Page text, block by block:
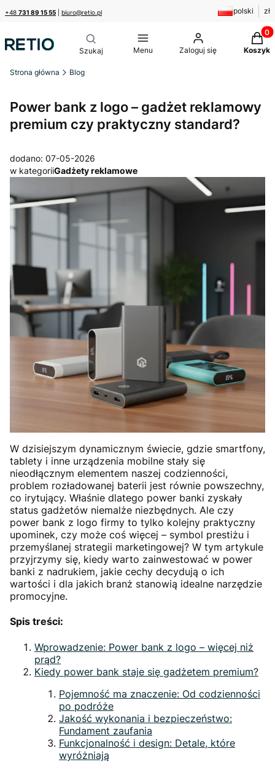
+48 731 89 15 55 biuro@retio.pl polski zł
Menu Zaloguj się Koszyk
Strona główna Blog
Power bank z logo – gadżet reklamowy
premium czy praktyczny standard?
dodano: 07-05-2026
w kategoriiGadżety reklamowe
W dzisiejszym dynamicznym świecie, gdzie smartfony,
tablety i inne urządzenia mobilne stały się
nieodłącznym elementem naszej codzienności,
problem rozładowanej baterii jest równie powszechny,
co irytujący. Właśnie dlatego power banki zyskały
status gadżetów niemalże niezbędnych. Ale czy
power bank z logo firmy to tylko kolejny praktyczny
upominek, czy może coś więcej – symbol prestiżu i
przemyślanej strategii marketingowej? W tym artykule
przyjrzymy się, kiedy warto zainwestować w power
banki z nadrukiem, jakie cechy decydują o ich
wartości i dla jakich branż stanowią idealne narzędzie
promocyjne.
Spis treści:
Wprowadzenie: Power bank z logo – więcej niż
prąd?
Kiedy power bank staje się gadżetem premium?
Pojemność ma znaczenie: Od codzienności
po podróże
Jakość wykonania i bezpieczeństwo:
Fundament zaufania
Funkcjonalność i design: Detale, które
wyróżniają